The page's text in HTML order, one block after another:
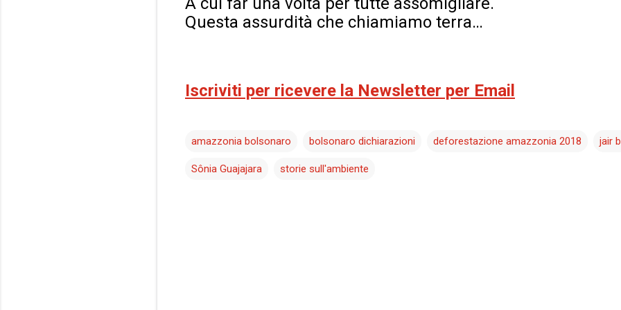
Questa assurdità che chiamiamo terra…
Iscriviti per ricevere la Newsletter per Email
amazzonia bolsonaro bolsonaro dichiarazioni deforestazione amazzonia 2018 jair
Sônia Guajajara storie sull'ambiente